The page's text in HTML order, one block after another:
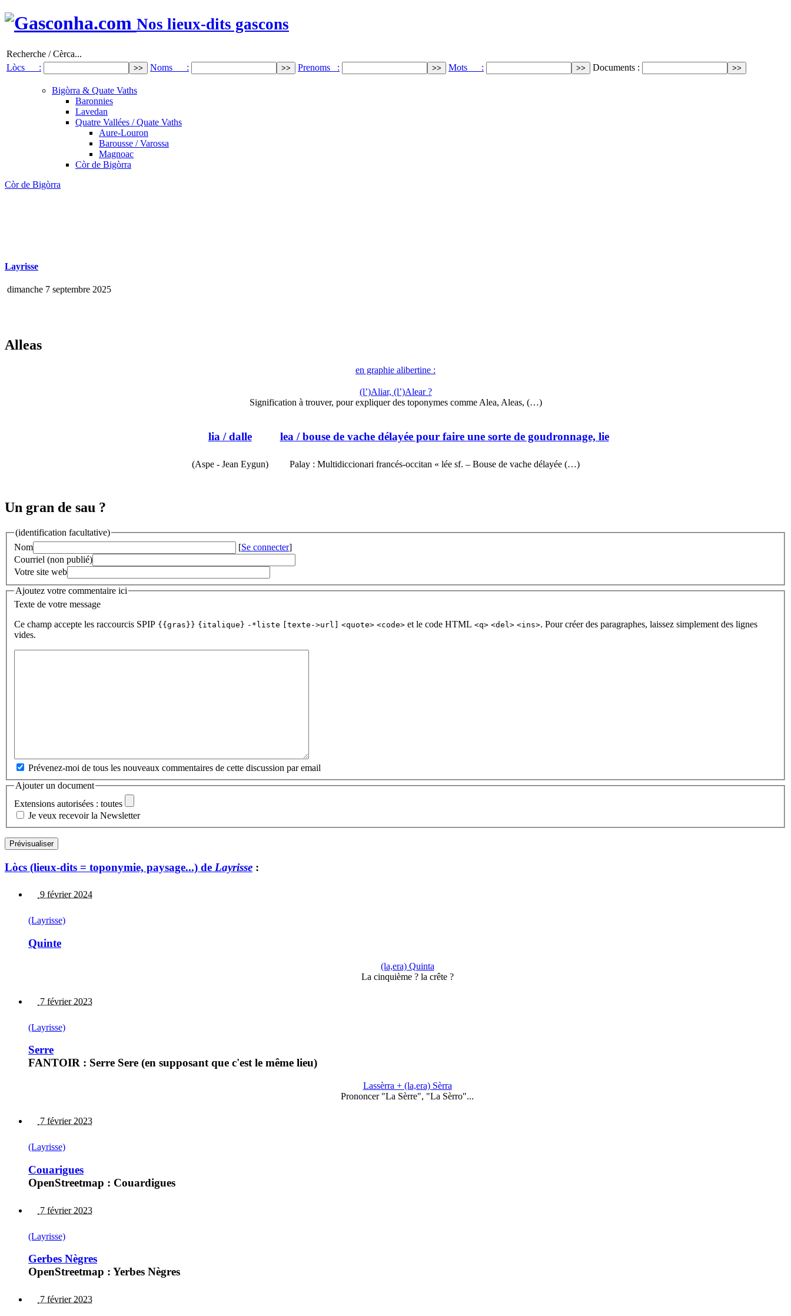
Nos lieux-dits gascons
Recherche / Cèrca...
Lòcs :
Noms : Prenoms : Mots : Documents :
Bigòrra & Quate Vaths
Baronnies
Lavedan
Quatre Vallées / Quate Vaths
Aure-Louron
Barousse / Varossa
Magnoac
Còr de Bigòrra
Còr de Bigòrra
Layrisse
dimanche 7 septembre 2025
Alleas
en graphie alibertine :
(l’)Aliar, (l’)Alear ?
Signification à trouver, pour expliquer des toponymes comme Alea, Aleas, (…)
lia / dalle
(Aspe - Jean Eygun)
lea / bouse de vache délayée pour faire une sorte de goudronnage, lie
Palay : Multidiccionari francés-occitan « lée sf. – Bouse de vache délayée (…)
Un gran de sau ?
(identification facultative)
Nom
[Se connecter]
Courriel (non publié)
Votre site web
Ajoutez votre commentaire ici
Texte de votre message
Ce champ accepte les raccourcis SPIP {{gras}} {italique} -*liste [texte->url] <quote> <code> et le code HTML <q> <del> <ins>. Pour créer des paragraphes, laissez simplement des lignes
vides.
Prévenez-moi de tous les nouveaux commentaires de cette discussion par email
Ajouter un document
Extensions autorisées : toutes
Je veux recevoir la Newsletter
Lòcs (lieux-dits = toponymie, paysage...) de Layrisse :
9 février 2024
(Layrisse)
Quinte
(la,era) Quinta
La cinquième ? la crête ?
7 février 2023
(Layrisse)
Serre
FANTOIR : Serre Sere (en supposant que c'est le même lieu)
Lassèrra + (la,era) Sèrra
Prononcer "La Sèrre", "La Sèrro"...
7 février 2023
(Layrisse)
Couarigues
OpenStreetmap : Couardigues
7 février 2023
(Layrisse)
Gerbes Nègres
OpenStreetmap : Yerbes Nègres
7 février 2023